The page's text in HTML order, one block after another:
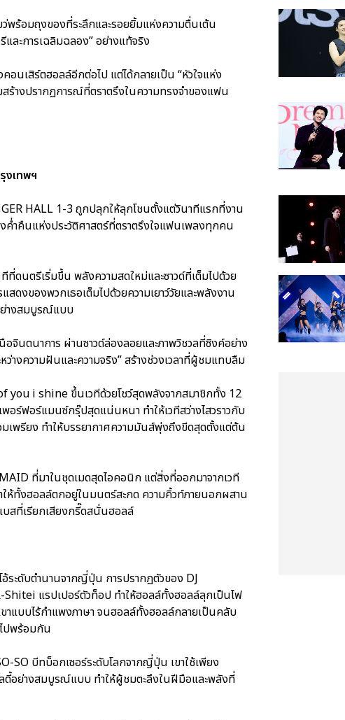
ร้อมถุงของที่ระลึกและรอยยิ้มแห่งความตื่นเต้น
ละการเฉลิมฉลอง” อย่างแท้จริง
นเสิร์ตฮอลล์อีกต่อไป แต่ได้กลายเป็น “หัวใจแห่ง
ร้างปรากฏการณ์ที่ตราตรึงในความทรงจำของแฟน
งเทพฯ
HALL 1-3 ถูกปลุกให้ลุกโชนตั้งแต่วินาทีแรกที่งาน
ค่ำคืนแห่งประวัติศาสตร์ที่ตราตรึงใจแฟนเพลงทุกคน
ดนตรีเริ่มขึ้น พลังความสดใหม่และซาวด์ที่เต็มไปด้วย
สดงของพวกเธอเต็มไปด้วยความเยาว์วัยและพลังงาน
ย่างสมบูรณ์แบบ
จินตนาการ ผ่านซาวด์ล่องลอยและภาพวิชวลที่ซิงค์อย่าง
างความฝันและความจริง” สร้างช่วงเวลาที่ผู้ชมแทบลืม
you i shine ขึ้นเวทีด้วยโชว์สุดพลังจากสมาชิกทั้ง 12
อร์ฟอร์แมนซ์กรุ๊ปสุดแน่นหนา ทำให้เวทีสว่างไสวราวกับ
เพรียง ทำให้บรรยากาศความมันส์พุ่งถึงขีดสุดตั้งแต่ต้น
ที่มาในชุดเมดสุดไอคอนิก แต่สิ่งที่ออกมาจากเวที
ให้ทั้งฮอลล์ตกอยู่ในมนตร์สะกด ความคิ้วท์ภายนอกผสาน
บสที่เรียกเสียงกรี๊ดสนั่นฮอลล์
ะดับตำนานจากญี่ปุ่น การปรากฏตัวของ DJ
แรปเปอร์ตัวท็อป ทำให้ฮอลล์ทั้งฮอลล์ลุกเป็นไฟ
แบบไร้กำแพงภาษา จนฮอลล์ทั้งฮอลล์กลายเป็นคลับ
ไปพร้อมกัน
SO บีทบ็อกเซอร์ระดับโลกจากญี่ปุ่น เขาใช้เพียง
ลดี้อย่างสมบูรณ์แบบ ทำให้ผู้ชมตะลึงในฝีมือและพลังที่